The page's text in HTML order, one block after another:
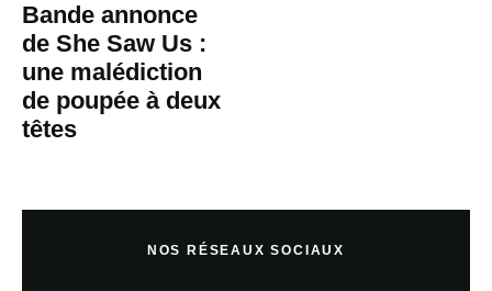
Bande annonce
de She Saw Us :
une malédiction
de poupée à deux
têtes
NOS RÉSEAUX SOCIAUX